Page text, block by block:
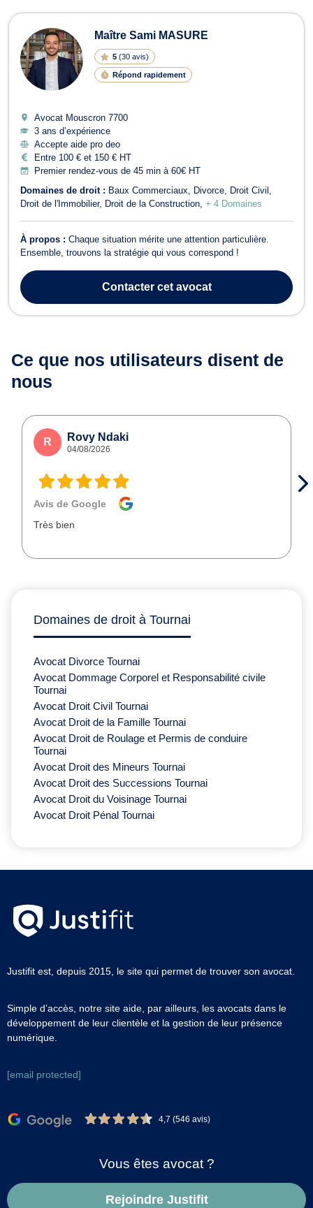
Maître Sami MASURE
5 (30 avis)
Répond rapidement
Avocat Mouscron 7700
3 ans d’expérience
Accepte aide pro deo
Entre 100 € et 150 € HT
Premier rendez-vous de 45 min à 60€ HT
Domaines de droit : Baux Commerciaux Divorce
Droit Civil
Droit de l'Immobilier
Droit de la Construction + 4 Domaines
À propos : Chaque situation mérite une attention particulière.
Ensemble, trouvons la stratégie qui vous correspond !
Contactercet avocat
Ce que nos utilisateurs disent de
nous
R Rovy Ndaki
04/08/2026
Avis de Google
Très bien
Domaines de droit à Tournai
Avocat Divorce Tournai
Avocat Dommage Corporel et Responsabilité civile
Tournai
Avocat Droit Civil Tournai
Avocat Droit de la Famille Tournai
Avocat Droit de Roulage et Permis de conduire
Tournai
Avocat Droit des Mineurs Tournai
Avocat Droit des Successions Tournai
Avocat Droit du Voisinage Tournai
Avocat Droit Pénal Tournai
Justifit est, depuis 2015, le site qui permet de trouver son avocat.
Simple d’accès, notre site aide, par ailleurs, les avocats dans le
développement de leur clientèle et la gestion de leur présence
numérique.
[email protected]
4,7 (546 avis)
Vous êtes avocat ?
Rejoindre Justifit